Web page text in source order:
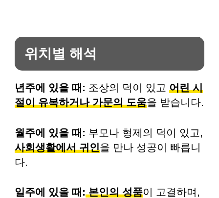
위치별 해석
년주에 있을 때: 조상의 덕이 있고 어린 시
절이 유복하거나 가문의 도움을 받습니다.
월주에 있을 때: 부모나 형제의 덕이 있고,
사회생활에서 귀인을 만나 성공이 빠릅니
다.
일주에 있을 때:본인의 성품이 고결하며,